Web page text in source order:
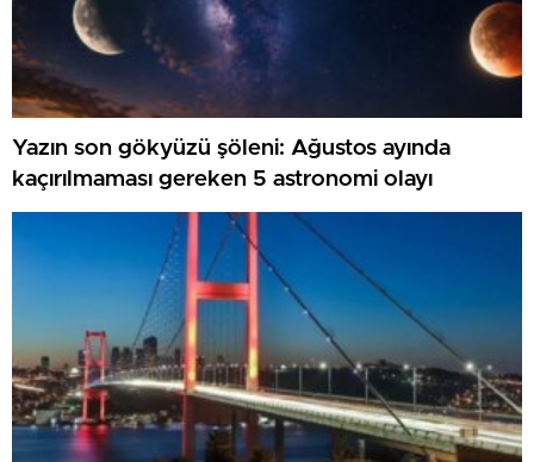
Yazın son gökyüzü şöleni: Ağustos ayında
kaçırılmaması gereken 5 astronomi olayı